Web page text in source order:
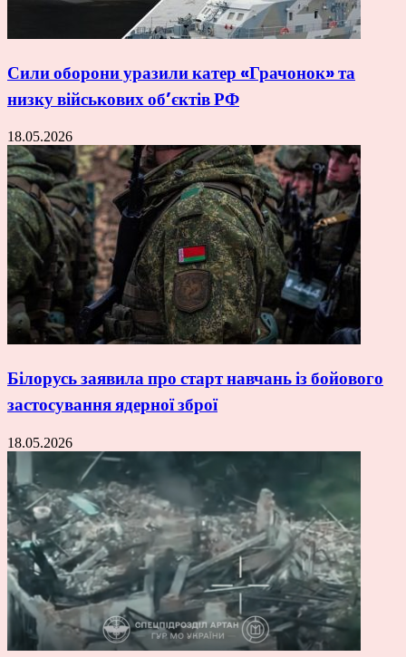
Сили оборони уразили катер «Грачонок» та
низку військових об’єктів РФ
18.05.2026
Білорусь заявила про старт навчань із бойового
застосування ядерної зброї
18.05.2026